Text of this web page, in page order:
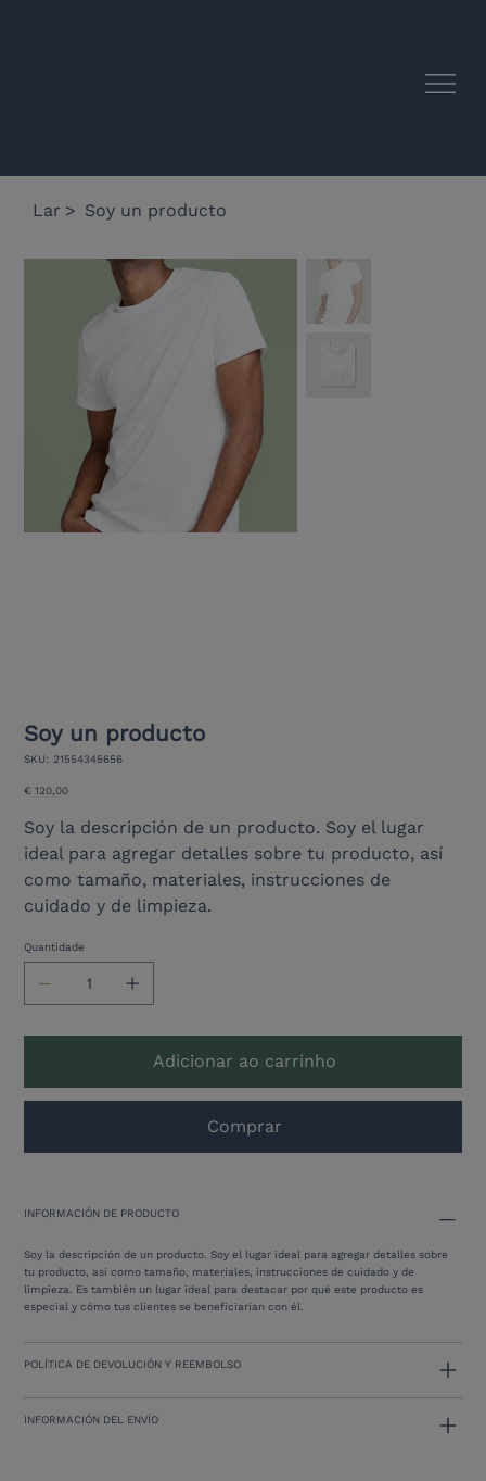
Lar > Soy un producto
Soy un producto
SKU: SKU
21554345656
Preço
€ 120,00
Soy la descripción de un producto. Soy el lugar
ideal para agregar detalles sobre tu producto, así
como tamaño, materiales, instrucciones de
cuidado y de limpieza.
Quantidade
Adicionar ao carrinho
Comprar
INFORMACIÓN DE PRODUCTO
Soy la descripción de un producto. Soy el lugar ideal para agregar detalles sobre
tu producto, así como tamaño, materiales, instrucciones de cuidado y de
limpieza. Es también un lugar ideal para destacar por qué este producto es
especial y cómo tus clientes se beneficiarían con él.
POLÍTICA DE DEVOLUCIÓN Y REEMBOLSO
INFORMACIÓN DEL ENVÍO